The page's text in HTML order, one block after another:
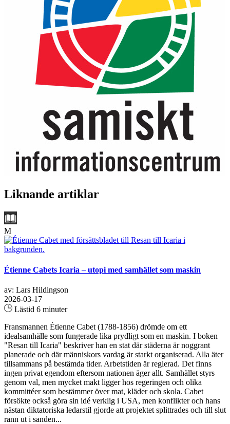
Liknande artiklar
M
Étienne Cabets Icaria – utopi med samhället som maskin
av: Lars Hildingson
2026-03-17
Lästid 6 minuter
Fransmannen Étienne Cabet (1788-1856) drömde om ett
idealsamhälle som fungerade lika prydligt som en maskin. I boken
"Resan till Icaria" beskriver han en stat där städerna är noggrant
planerade och där människors vardag är starkt organiserad. Alla äter
tillsammans på bestämda tider. Arbetstiden är reglerad. Det finns
ingen privat egendom eftersom nationen äger allt. Samhället styrs
genom val, men mycket makt ligger hos regeringen och olika
kommittéer som bestämmer över mat, kläder och skola. Cabet
försökte också göra sin idé verklig i USA, men konflikter och hans
nästan diktatoriska ledarstil gjorde att projektet splittrades och till slut
rann ut i sanden...